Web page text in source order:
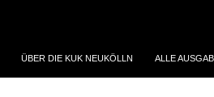
ÜBER DIE KUK NEUKÖLLN ALLE